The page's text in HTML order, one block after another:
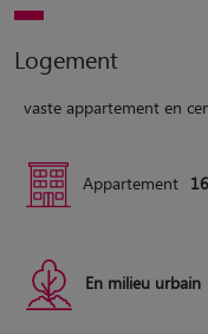
Logement
vaste appartement en
Appartement
En milieu urbain